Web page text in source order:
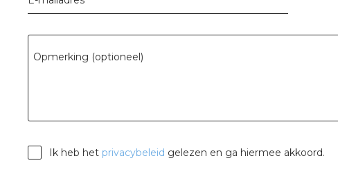
Opmerking (optioneel)
Ik heb het privacybeleid gelezen en ga hiermee akkoord.